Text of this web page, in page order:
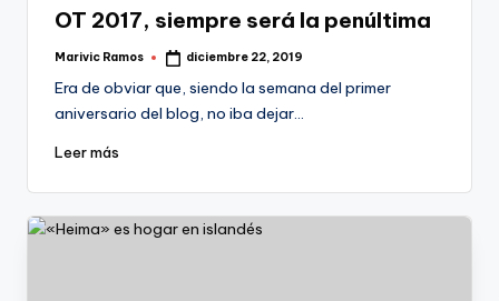
OT 2017, siempre será la penúltima
Publicado
Marivic Ramos diciembre 22, 2019
Era de obviar que, siendo la semana del primer
aniversario del blog, no iba dejar…
Leer más